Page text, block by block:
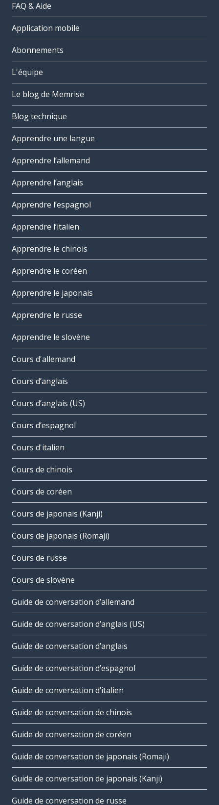
FAQ & Aide
Application mobile
Abonnements
L'équipe
Le blog de Memrise
Blog technique
Apprendre une langue
Apprendre l’allemand
Apprendre l’anglais
Apprendre l’espagnol
Apprendre l’italien
Apprendre le chinois
Apprendre le coréen
Apprendre le japonais
Apprendre le russe
Apprendre le slovène
Cours d'allemand
Cours d’anglais
Cours d’anglais (US)
Cours d’espagnol
Cours d'italien
Cours de chinois
Cours de coréen
Cours de japonais (Kanji)
Cours de japonais (Romaji)
Cours de russe
Cours de slovène
Guide de conversation d’allemand
Guide de conversation d’anglais (US)
Guide de conversation d’anglais
Guide de conversation d’espagnol
Guide de conversation d’italien
Guide de conversation de chinois
Guide de conversation de coréen
Guide de conversation de japonais (Romaji)
Guide de conversation de japonais (Kanji)
Guide de conversation de russe